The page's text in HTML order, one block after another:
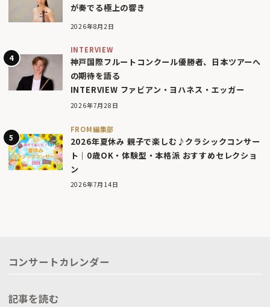
が奏でる極上の響き
2026年8月2日
INTERVIEW
神戸国際フルートコンクール優勝者、日本ツアーへ
の期待を語る
INTERVIEW ファビアン・ヨハネス・エッガー
2026年7月28日
FROM編集部
2026年夏休み 親子で楽しむ♪クラシックコンサー
ト｜0歳OK・体験型・本格派 おすすめセレクショ
ン
2026年7月14日
コンサートカレンダー
記事を読む